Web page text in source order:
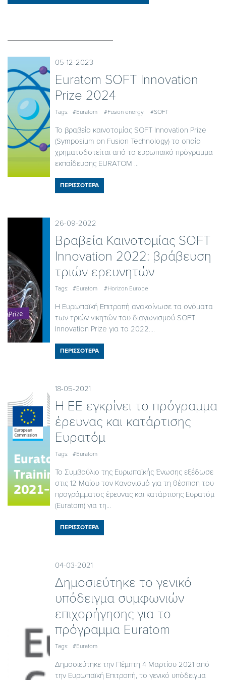
05-12-2023
Euratom SOFT Innovation
Prize 2024
Tags: #Euratom #Fusion energy #SOFT
Το βραβείο καινοτομίας SOFT Innovation Prize
(Symposium on Fusion Technology) το οποίο
χρηματοδοτείται από το ευρωπαϊκό πρόγραμμα
εκπαίδευσης EURATOM ...
ΠΕΡΙΣΣΟΤΕΡΑ
26-09-2022
Βραβεία Καινοτομίας SOFT
Innovation 2022: βράβευση
τριών ερευνητών
Tags: #Euratom #Horizon Europe
H Ευρωπαϊκή Επιτροπή ανακοίνωσε τα ονόματα
των τριών νικητών του διαγωνισμού SOFT
Innovation Prize για το 2022....
ΠΕΡΙΣΣΟΤΕΡΑ
18-05-2021
Η ΕΕ εγκρίνει το πρόγραμμα
έρευνας και κατάρτισης
Ευρατόμ
Tags: #Euratom
Το Συμβούλιο της Ευρωπαϊκής Ένωσης εξέδωσε
στις 12 Μαΐου τον Κανονισμό για τη θέσπιση του
προγράμματος έρευνας και κατάρτισης Ευρατόμ
(Euratom) για τη...
ΠΕΡΙΣΣΟΤΕΡΑ
04-03-2021
Δημοσιεύτηκε το γενικό
υπόδειγμα συμφωνιών
επιχορήγησης για το
πρόγραμμα Euratom
Tags: #Euratom
Δημοσιεύτηκε την Πέμπτη 4 Μαρτίου 2021 από
την Ευρωπαϊκή Επιτροπή, το γενικό υπόδειγμα